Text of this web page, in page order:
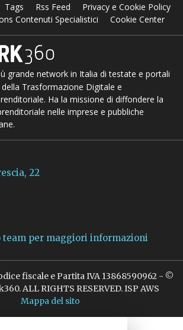
Tags Rss Feed
Privacy e Cookie Policy
Contenuti Specialistici
Cookie Center
grande network in Italia di testate e portali
Trasformazione Digitale e
Ha la missione di diffondere la
nelle imprese e pubbliche
22
team per maggiori informazioni
fiscale e Partita IVA 13868590962 - ©
ALL RIGHTS RESERVED. ISP AWS
Mappa del sito